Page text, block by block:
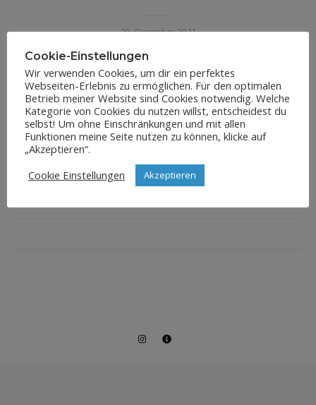
29. Dezember 2021
Cookie-Einstellungen
Wir verwenden Cookies, um dir ein perfektes
Webseiten-Erlebnis zu ermöglichen. Für den optimalen
Betrieb meiner Website sind Cookies notwendig. Welche
Kategorie von Cookies du nutzen willst, entscheidest du
selbst! Um ohne Einschränkungen und mit allen
Funktionen meine Seite nutzen zu können, klicke auf
„Akzeptieren“.
Cookie Einstellungen
Akzeptieren